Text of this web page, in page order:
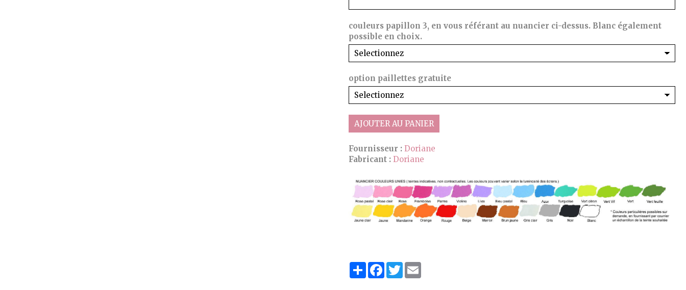
couleurs papillon 3, en vous référant au nuancier ci-dessus. Blanc également
possible en choix.
option paillettes gratuite
AJOUTER AU PANIER
Fournisseur : Doriane
Fabricant : Doriane
P
a
F
a
T
w
E